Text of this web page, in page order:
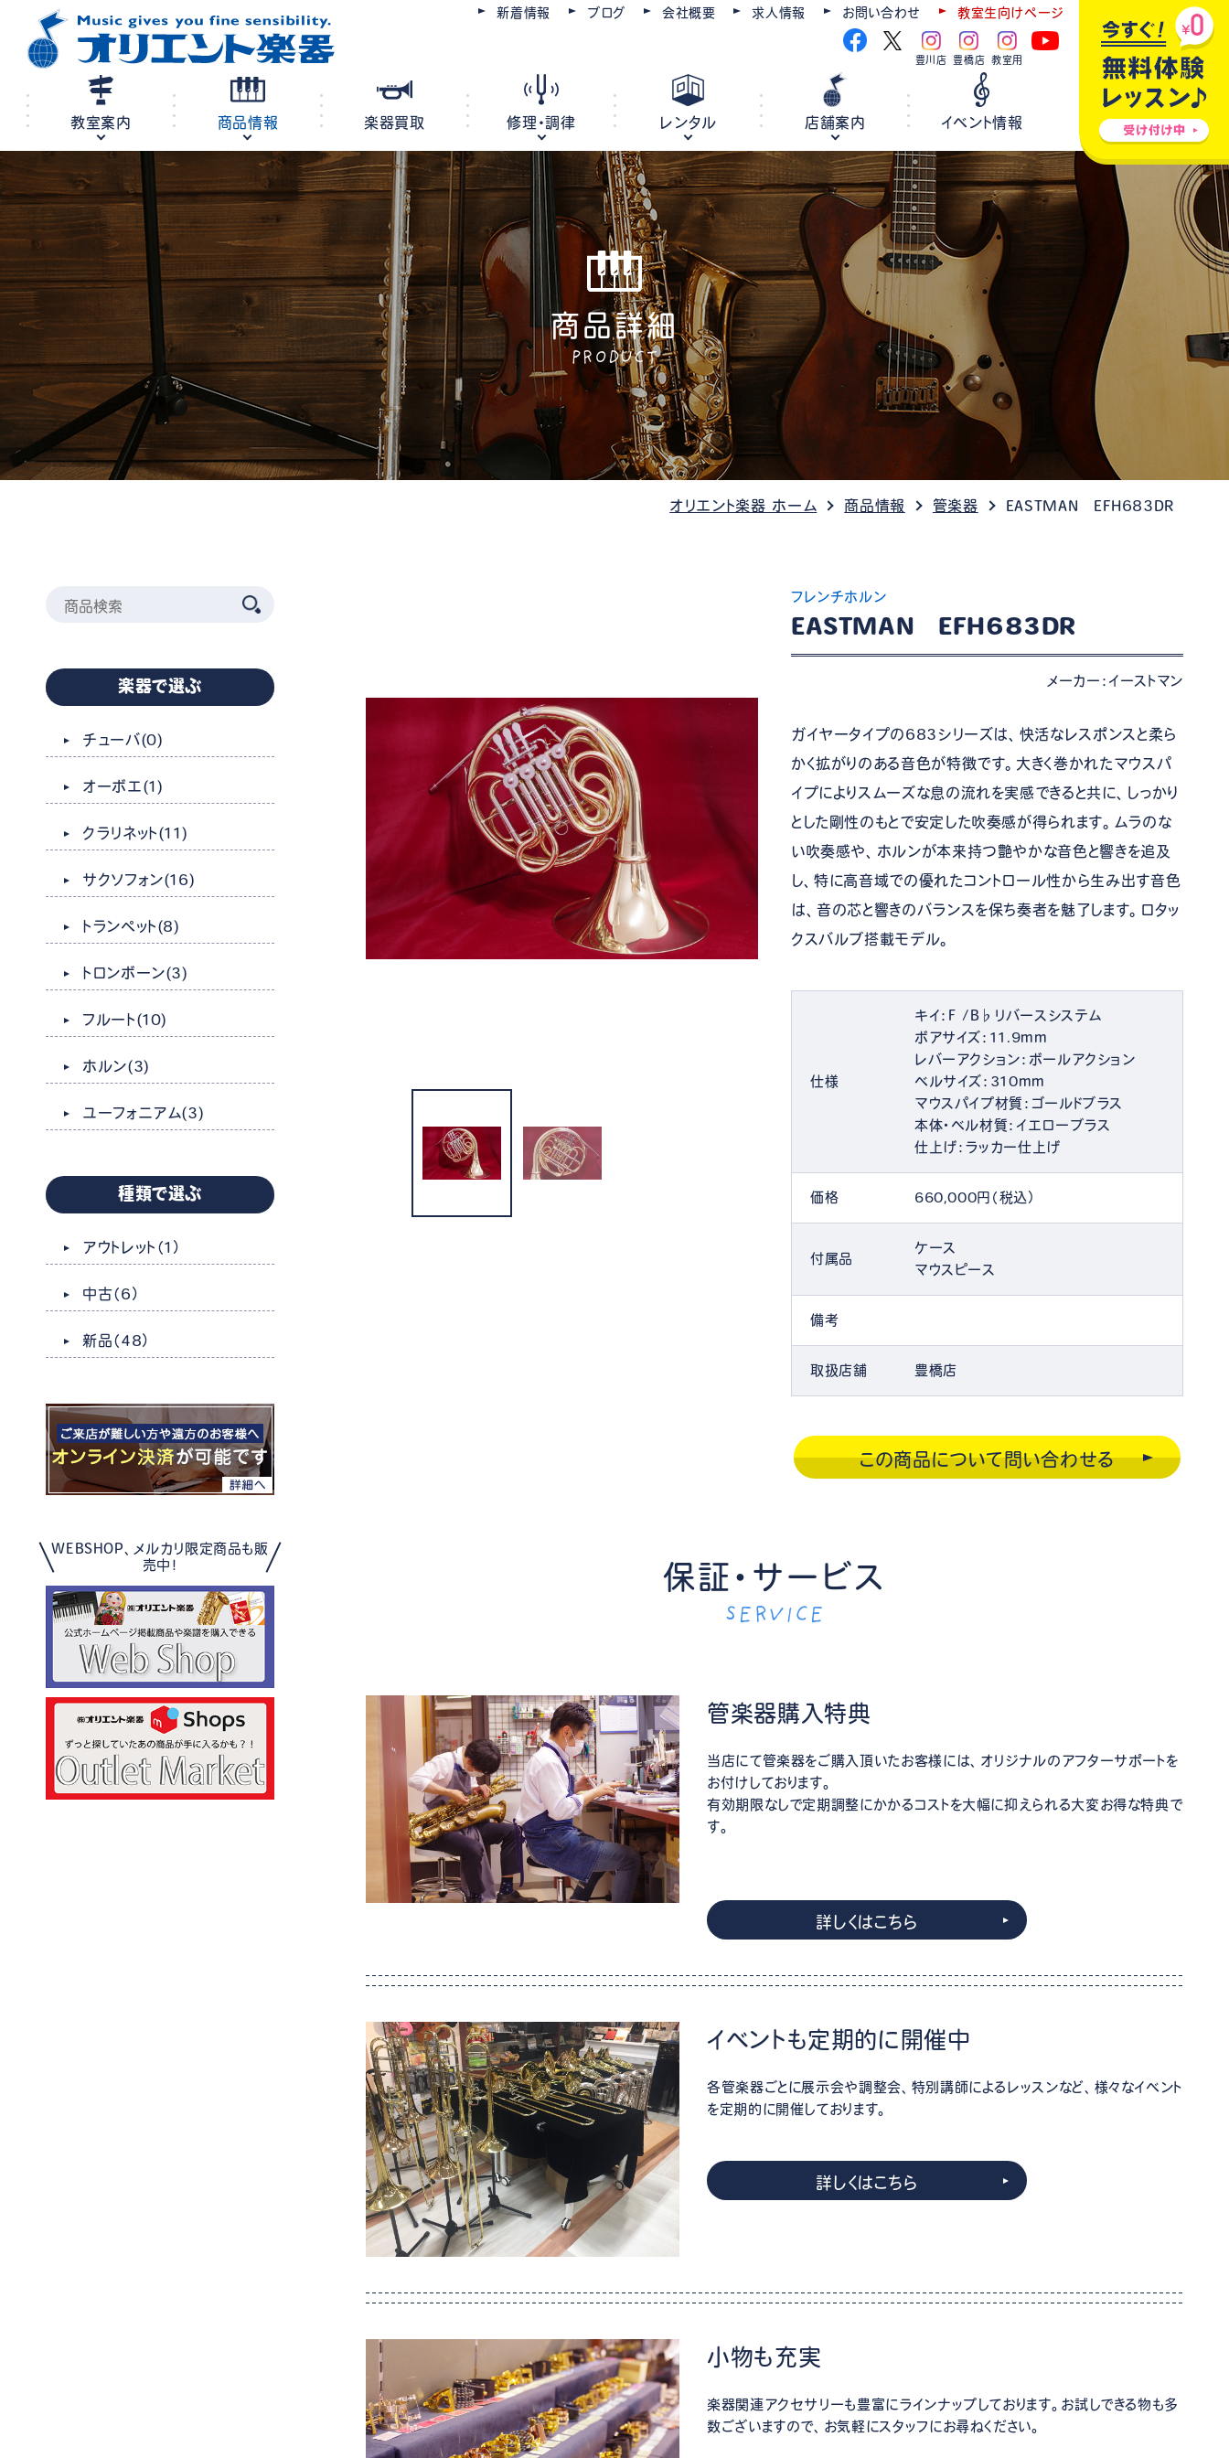
新着情報 ブログ 会社概要 求人情報 お問い合わせ 教室生向けページ
豊川店 豊橋店 教室用
教室案内
教室案内
コースを選ぶ レッスン会場
商品情報
商品情報
ピアノ 電子ピアノ
オルガン
キーボード
ウクレレ
弦楽器
防音・調音 各種楽器 チケット情報
楽器買取 修理・調律
修理・調律
ピアノ調律・修理 管楽器修理・メンテナンス 各種楽器修理
レンタル
レンタル
楽器レンタル 教室レンタル ホールレンタル
店舗案内
店舗案内
豊橋店
イベント情報
商品詳細
PRODUCT
オリエント楽器 ホーム 商品情報 管楽器 EASTMAN EFH683DR
楽器で選ぶ
チューバ(0)
オーボエ (1)
クラリネット(11)
サクソフォン(16)
トランペット(8)
トロンボーン(3)
フルート(10)
ホルン(3)
ユーフォニアム(3)
種類で選ぶ
アウトレット （1）
中古（6）
新品（48）
WEBSHOP、メルカリ限定商品も販
売中！
フレンチホルン
EASTMAN EFH683DR
メーカー：イーストマン
ガイヤータイプの683シリーズは、快活なレスポンスと柔ら
かく拡がりのある音色が特徴です。大きく巻かれたマウスパ
イプによりスムーズな息の流れを実感できると共に、しっかり
とした剛性のもとで安定した吹奏感が得られます。ムラのな
い吹奏感や、ホルンが本来持つ艶やかな音色と響きを追及
し、特に高音域での優れたコントロール性から生み出す音色
は、音の芯と響きのバランスを保ち奏者を魅了します。ロタッ
クスバルブ搭載モデル。
仕様
キイ：F /B♭リバースシステム
ボアサイズ：11.9mm
レバーアクション：ボールアクション
ベルサイズ：310mm
マウスパイプ材質：ゴールドブラス
本体・ベル材質：イエローブラス
仕上げ：ラッカー仕上げ
価格 660,000円（税込）
付属品
ケース
マウスピース
備考
取扱店舗 豊橋店
この商品について問い合わせる
保証・サービス
SERVICE
管楽器購入特典
当店にて管楽器をご購入頂いたお客様には、オリジナルのアフターサポートを
お付けしております。
有効期限なしで定期調整にかかるコストを大幅に抑えられる大変お得な特典で
す。
詳しくはこちら
イベントも定期的に開催中
各管楽器ごとに展示会や調整会、特別講師によるレッスンなど、様々なイベント
を定期的に開催しております。
詳しくはこちら
小物も充実
楽器関連アクセサリーも豊富にラインナップしております。お試しできる物も多
数ございますので、お気軽にスタッフにお尋ねください。